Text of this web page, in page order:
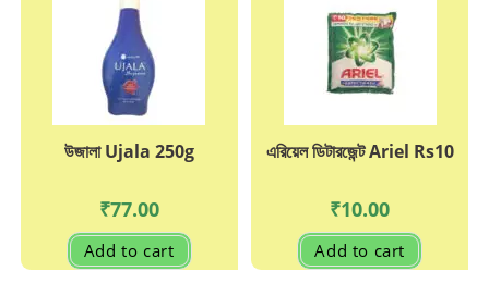
উজালা Ujala 250g
₹77.00
Add to cart
এরিয়েল ডিটারজেন্ট Ariel Rs10
₹10.00
Add to cart